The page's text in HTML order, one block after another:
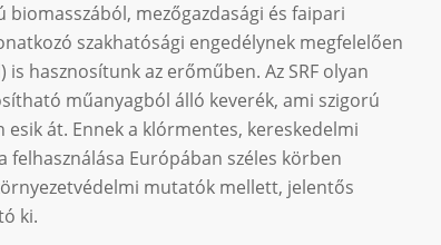
mezőgazdasági és faipari
szakhatósági engedélynek megfelelően
hasznosítunk az erőműben. Az SRF olyan
műanyagból álló keverék, ami szigorú
át. Ennek a klórmentes, kereskedelmi
Európában széles körben
mutatók mellett, jelentős
ki.